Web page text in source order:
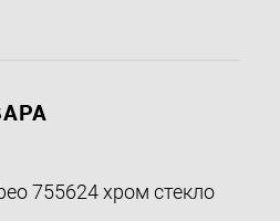
755624 хром стекло